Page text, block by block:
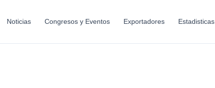
Noticias Congresos y Eventos Exportadores Estadisticas